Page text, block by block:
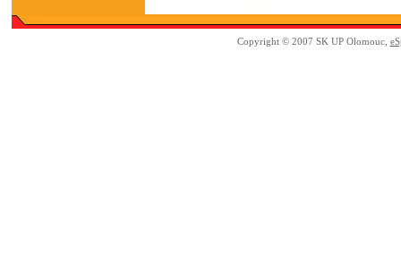
Copyright © 2007 SK UP Olomouc,